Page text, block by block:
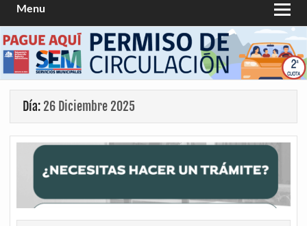
Menu
Día: 26 Diciembre 2025